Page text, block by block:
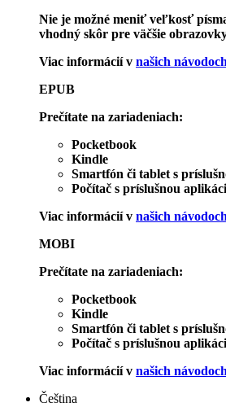
Nie je možné meniť veľkosť
vhodný skôr pre väčšie
Viac informácií v našich návodoch
EPUB
Prečítate na zariadeniach:
Pocketbook
Kindle
Smartfón či tablet s
Počítač s príslušnou
Viac informácií v našich návodoch
MOBI
Prečítate na zariadeniach:
Pocketbook
Kindle
Smartfón či tablet s
Počítač s príslušnou
Viac informácií v našich návodoch
Čeština